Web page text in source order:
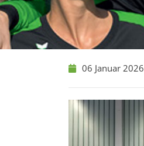
06 Januar 2026